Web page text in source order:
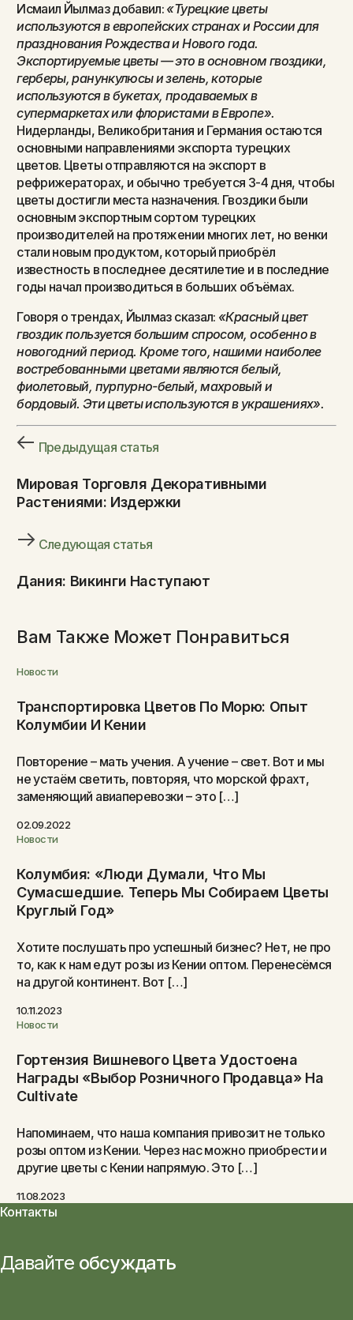
Исмаил Йылмаз добавил: «Турецкие цветы
используются в европейских странах и России для
празднования Рождества и Нового года.
Экспортируемые цветы — это в основном гвоздики,
герберы, ранункулюсы и зелень, которые
используются в букетах, продаваемых в
супермаркетах или флористами в Европе».
Нидерланды, Великобритания и Германия остаются
основными направлениями экспорта турецких
цветов. Цветы отправляются на экспорт в
рефрижераторах, и обычно требуется 3-4 дня, чтобы
цветы достигли места назначения. Гвоздики были
основным экспортным сортом турецких
производителей на протяжении многих лет, но венки
стали новым продуктом, который приобрёл
известность в последнее десятилетие и в последние
годы начал производиться в больших объёмах.
Говоря о трендах, Йылмаз сказал: «Красный цвет
гвоздик пользуется большим спросом, особенно в
новогодний период. Кроме того, нашими наиболее
востребованными цветами являются белый,
фиолетовый, пурпурно-белый, махровый и
бордовый. Эти цветы используются в украшениях».
Предыдущая статья
Мировая Торговля Декоративными
Растениями: Издержки
Следующая статья
Дания: Викинги Наступают
Вам Также Может Понравиться
Новости
Транспортировка Цветов По Морю: Опыт
Колумбии И Кении
Повторение – мать учения. А учение – свет. Вот и мы
не устаём светить, повторяя, что морской фрахт,
заменяющий авиаперевозки – это […]
02.09.2022
Новости
Колумбия: «Люди Думали, Что Мы
Сумасшедшие. Теперь Мы Собираем Цветы
Круглый Год»
Хотите послушать про успешный бизнес? Нет, не про
то, как к нам едут розы из Кении оптом. Перенесёмся
на другой континент. Вот […]
10.11.2023
Новости
Гортензия Вишневого Цвета Удостоена
Награды «Выбор Розничного Продавца» На
Cultivate
Напоминаем, что наша компания привозит не только
розы оптом из Кении. Через нас можно приобрести и
другие цветы с Кении напрямую. Это […]
11.08.2023
Контакты
Давайте обсуждать